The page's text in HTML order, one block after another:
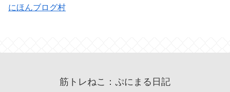
にほんブログ村
筋トレねこ：ぷにまる日記